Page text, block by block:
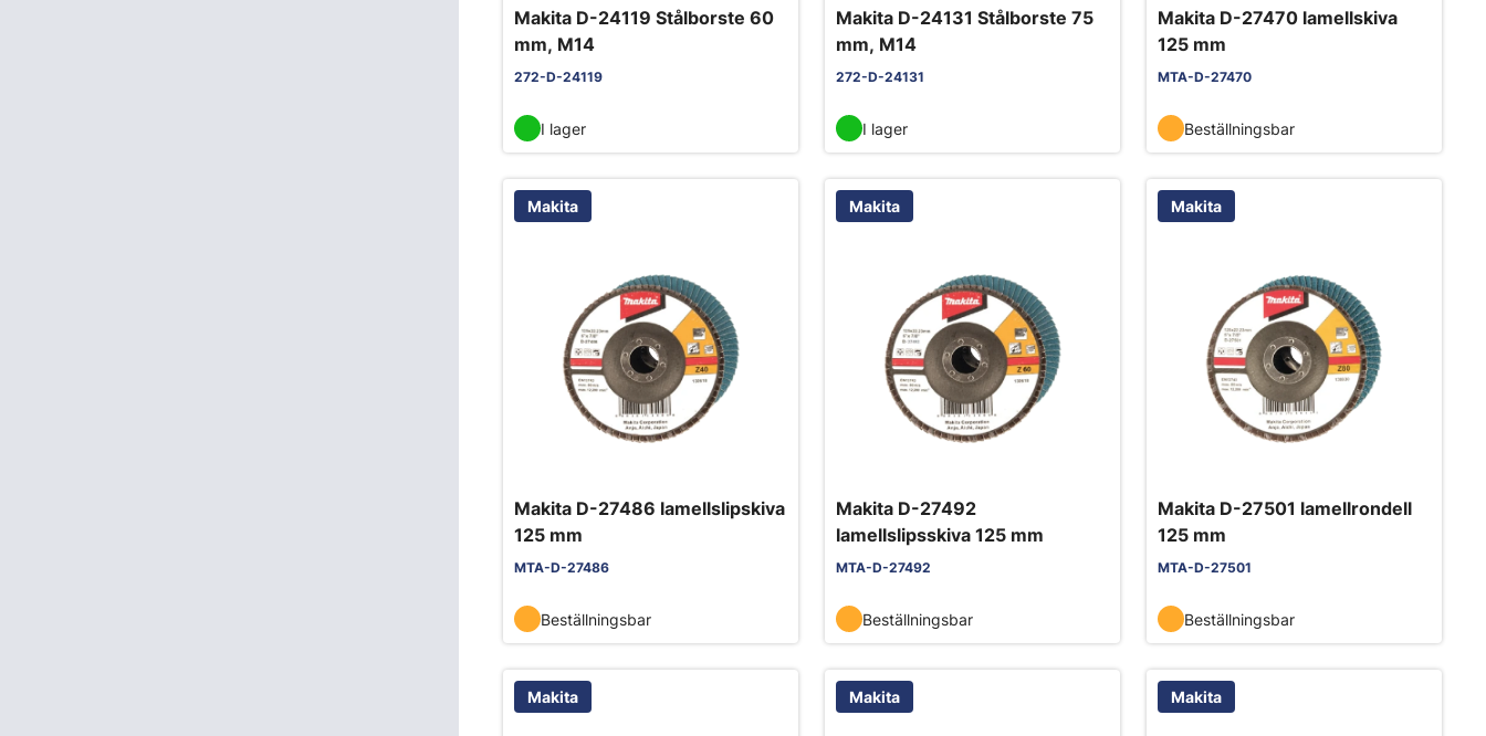
Makita D-24119 Stålborste 60
mm, M14
272-D-24119
I lager
Makita D-24131 Stålborste 75
mm, M14
272-D-24131
I lager
Makita D-27470 lamellskiva
125 mm
MTA-D-27470
Beställningsbar
Makita
Makita D-27486 lamellslipskiva
125 mm
MTA-D-27486
Beställningsbar
Makita
Makita D-27492
lamellslipsskiva 125 mm
MTA-D-27492
Beställningsbar
Makita
Makita D-27501 lamellrondell
125 mm
MTA-D-27501
Beställningsbar
Makita Makita Makita